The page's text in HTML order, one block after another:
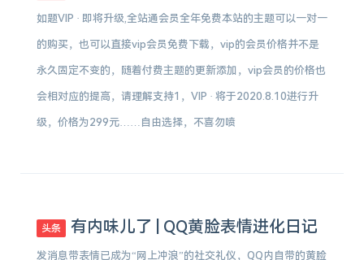
如题VIP · 即将升级,全站通会员全年免费本站的主题可以一对一
的购买，也可以直接vip会员免费下载，vip的会员价格并不是
永久固定不变的，随着付费主题的更新添加，vip会员的价格也
会相对应的提高，请理解支持1，VIP · 将于2020.8.10进行升
级，价格为299元……自由选择，不喜勿喷
头条 有内味儿了 | QQ黄脸表情进化日记
发消息带表情已成为“网上冲浪”的社交礼仪，QQ内自带的黄脸